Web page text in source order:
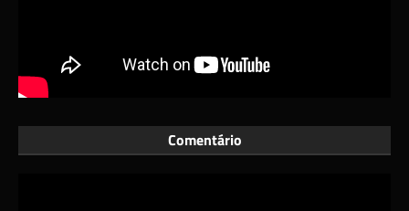
Comentário